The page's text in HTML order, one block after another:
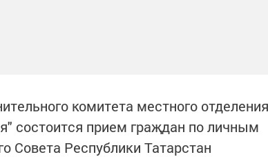
комитета местного отделения
состоится прием граҗдан по личным
Совета Республики Татарстан